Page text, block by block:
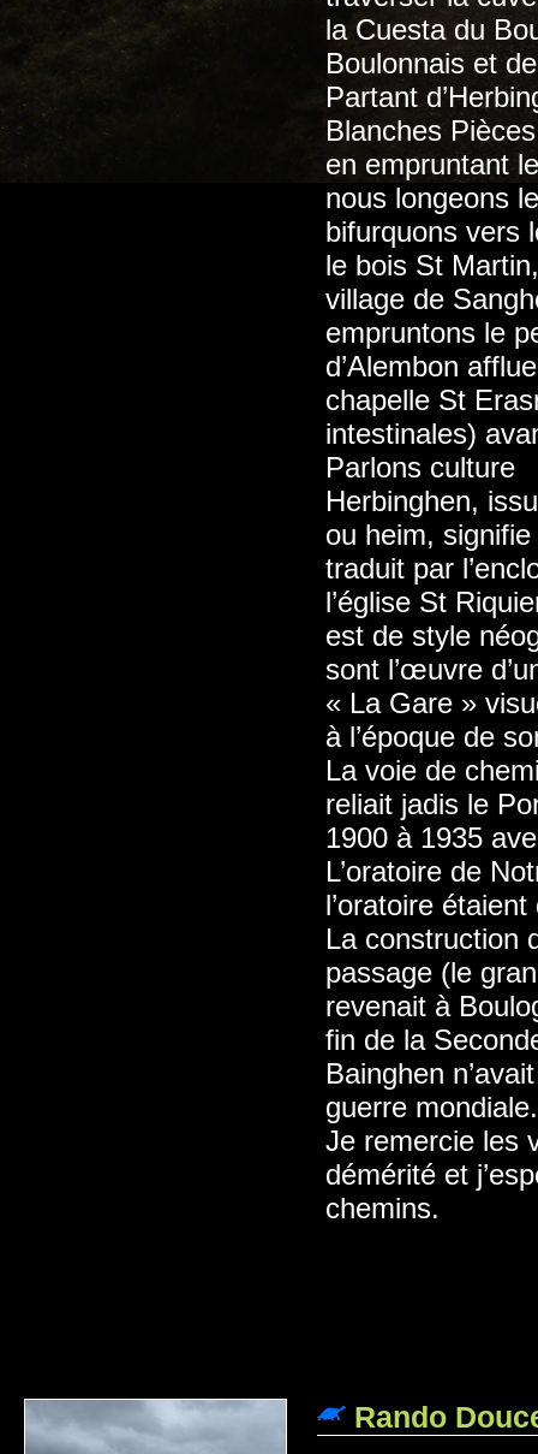
la Cuesta du
Boulonnais et
Partant
Blanches
en empruntant
nous longeons
bifurquons vers
le bois St
village de
empruntons le
d’Alembon
chapelle St
intestinales)
Parlons culture
Herbinghen,
ou heim,
traduit par
l’église St
est de style
sont l’œuvre
« La Gare »
à l’époque de
La voie de
reliait jadis le
1900 à 1935
L’oratoire de
l’oratoire
La construction
passage (le
revenait à
fin de la
Bainghen
guerre mondiale.
Je remercie les
démérité et
chemins.
Rando